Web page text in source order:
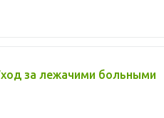
за лежачими больными